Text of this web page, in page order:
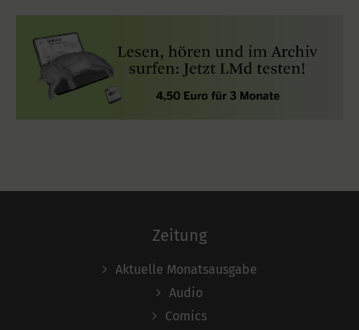
Zeitung
Aktuelle Monatsausgabe
Audio
Comics